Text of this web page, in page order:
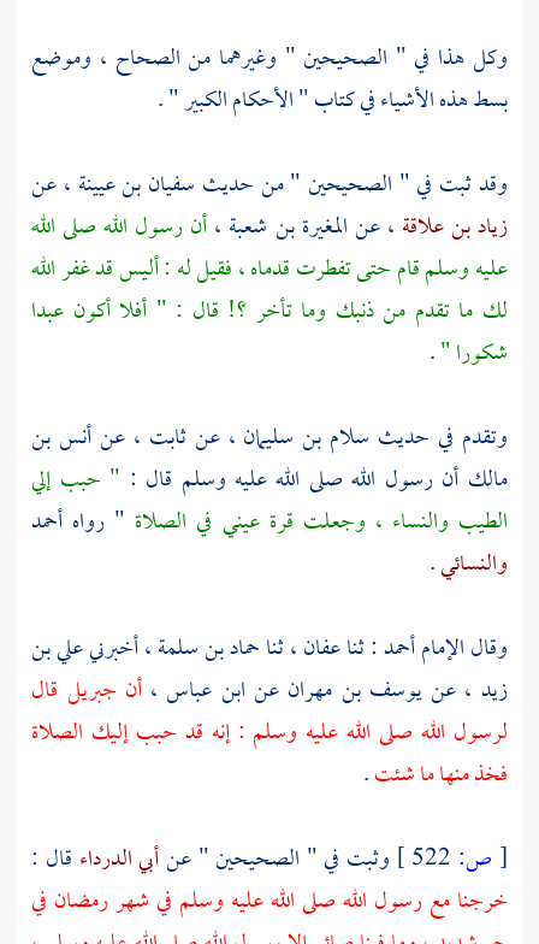
وكل هذا في " الصحيحين " وغيرهما من الصحاح ، وموضع
بسط هذه الأشياء في كتاب " الأحكام الكبير " .
وقد ثبت في " الصحيحين " من حديث سفيان بن عيينة ، عن
زياد بن علاقة ، عنالمغيرة بن شعبة ،أن رسول الله صلى الله
عليه وسلم قام حتى تفطرت قدماه ، فقيل له : أليس قد غفر الله
لك ما تقدم من ذنبك وما تأخر ؟! قال : " أفلا أكون عبدا
شكورا ".
وتقدم في حديث سلام بن سليمان ،عنثابت ، عنأنس بن
مالك أن رسول الله صلى الله عليه وسلم قال : " حبب إلي
الطيب والنساء ، وجعلت قرة عيني في الصلاة " رواه أحمد
والنسائي.
وقال الإمامأحمد: ثناعفان ،ثناحماد بن سلمة ،أخبرنيعلي بن
زيد ، عنيوسف بن مهران عن ابن عباس ،أن جبريل قال
لرسول الله صلى الله عليه وسلم : إنه قد حبب إليك الصلاة
فخذ منها ما شئت.
[ص: وثبت في " الصحيحين " عنأبي الدرداء قال :
خرجنا مع رسول الله صلى الله عليه وسلم في شهر رمضان في